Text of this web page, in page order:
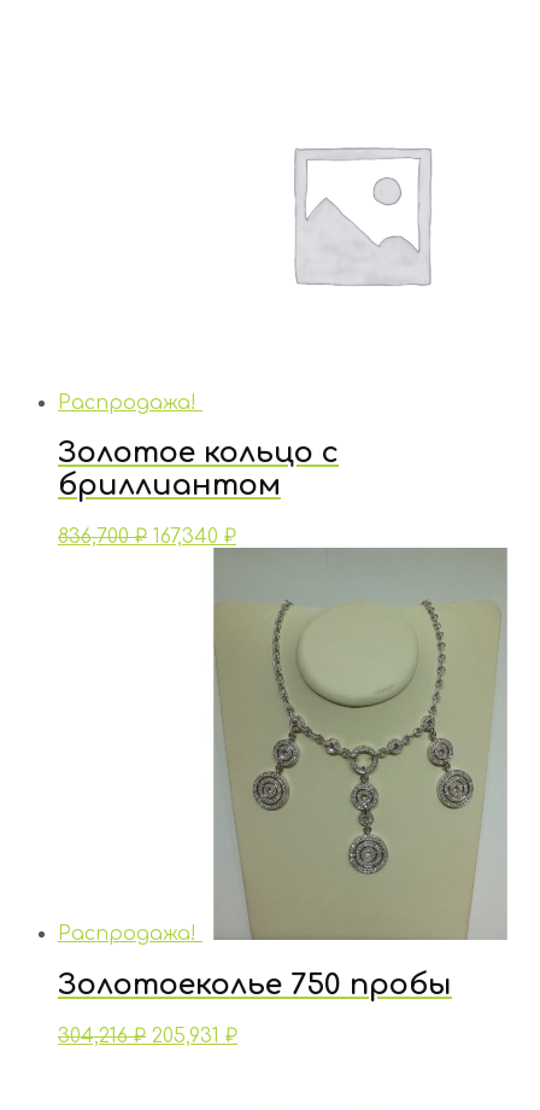
Распродажа!
Золотое кольцо с
бриллиантом
836,700₽ 167,340 ₽
Распродажа!
Золотоеколье 750 пробы
304,216₽ 205,931 ₽